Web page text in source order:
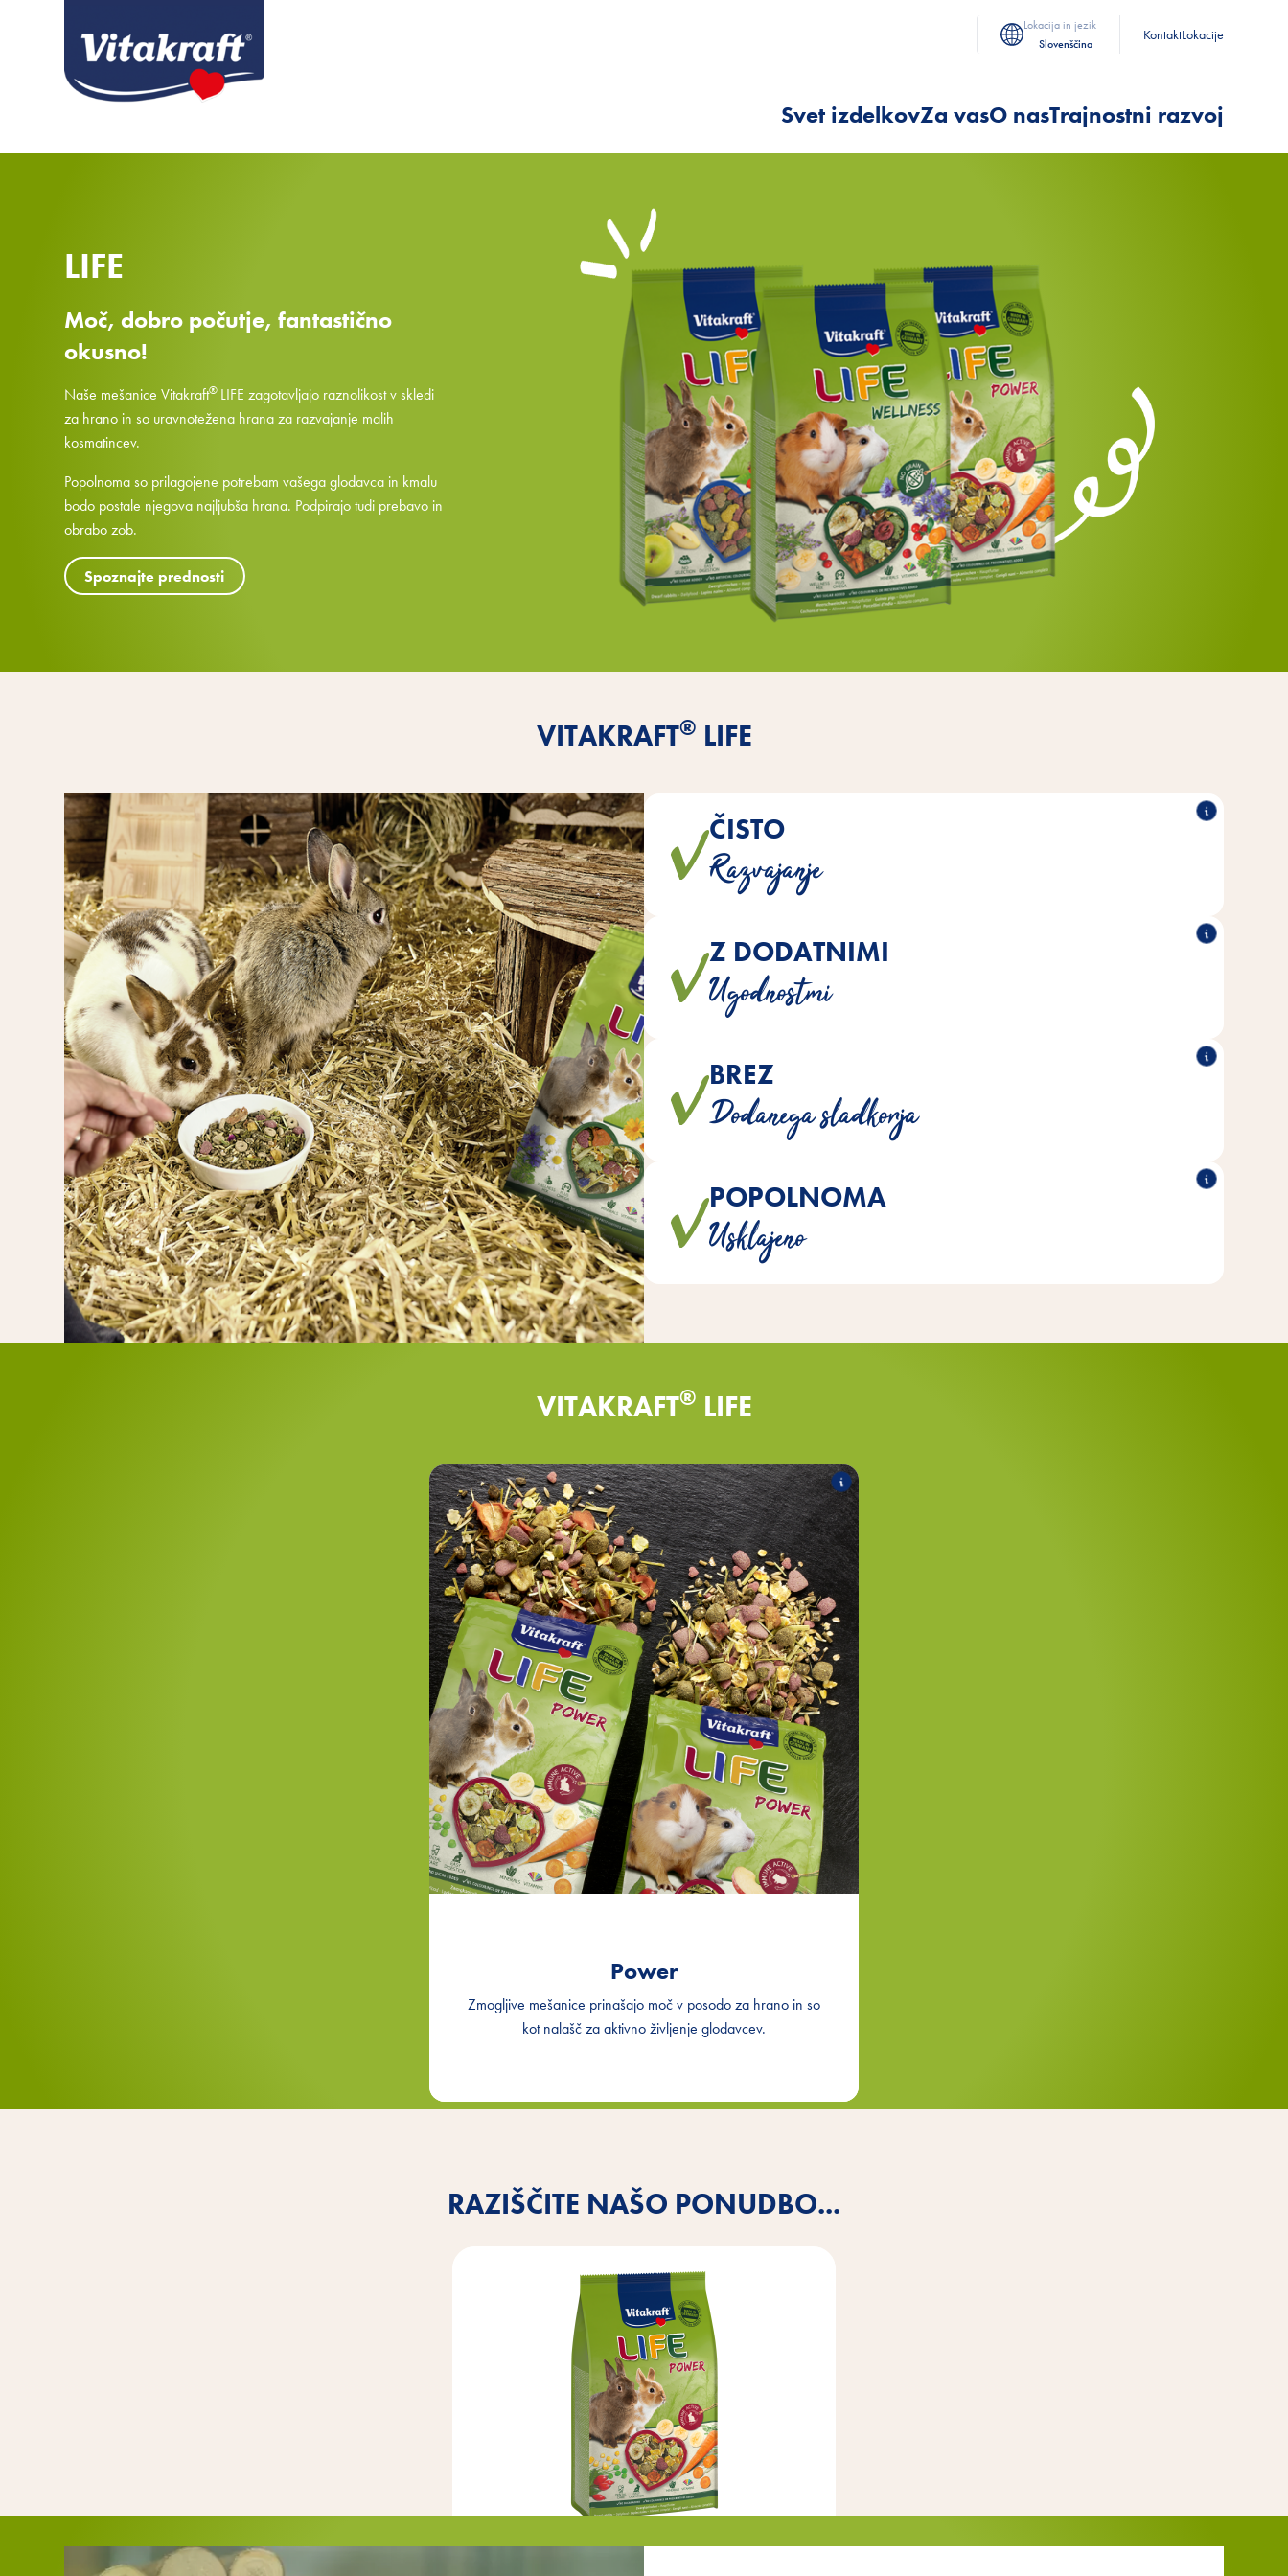
Lokacija in jezik
Slovenščina
KontaktLokacije
Svet izdelkovZa vasO nasTrajnostni razvoj
LIFE
Moč, dobro počutje, fantastično
okusno!
Naše mešanice Vitakraft® LIFE zagotavljajo raznolikost v skledi
za hrano in so uravnotežena hrana za razvajanje malih
kosmatincev.
Popolnoma so prilagojene potrebam vašega glodavca in kmalu
bodo postale njegova najljubša hrana. Podpirajo tudi prebavo in
obrabo zob.
Spoznajte prednosti
VITAKRAFT® LIFE
ČISTO
Razvajanje
Z DODATNIMI
Ugodnostmi
LIFE vsebujejo beta-glukane, visokokakovostne omega
maščobne kisline ali zdrav delež surove vlaknine.
BREZ
Dodanega sladkorja
Mešanicam ni dodan sladkor, kar zagotavlja naravno prehrano.
POPOLNOMA
Usklajeno
Vse mešanice so popolnoma prilagojene individualnim potrebam posameznih vrst
VITAKRAFT® LIFE
Power
Zmogljive mešanice prinašajo moč v posodo za hrano in so
kot nalašč za aktivno življenje glodavcev.
Power
Ponudba vključuje naslednje izdelke:
LIFE Power za pritlikave kunce
RAZIŠČITE NAŠO PONUDBO...